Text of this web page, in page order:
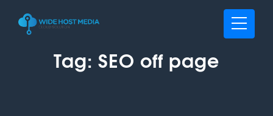
Tag: SEO off page